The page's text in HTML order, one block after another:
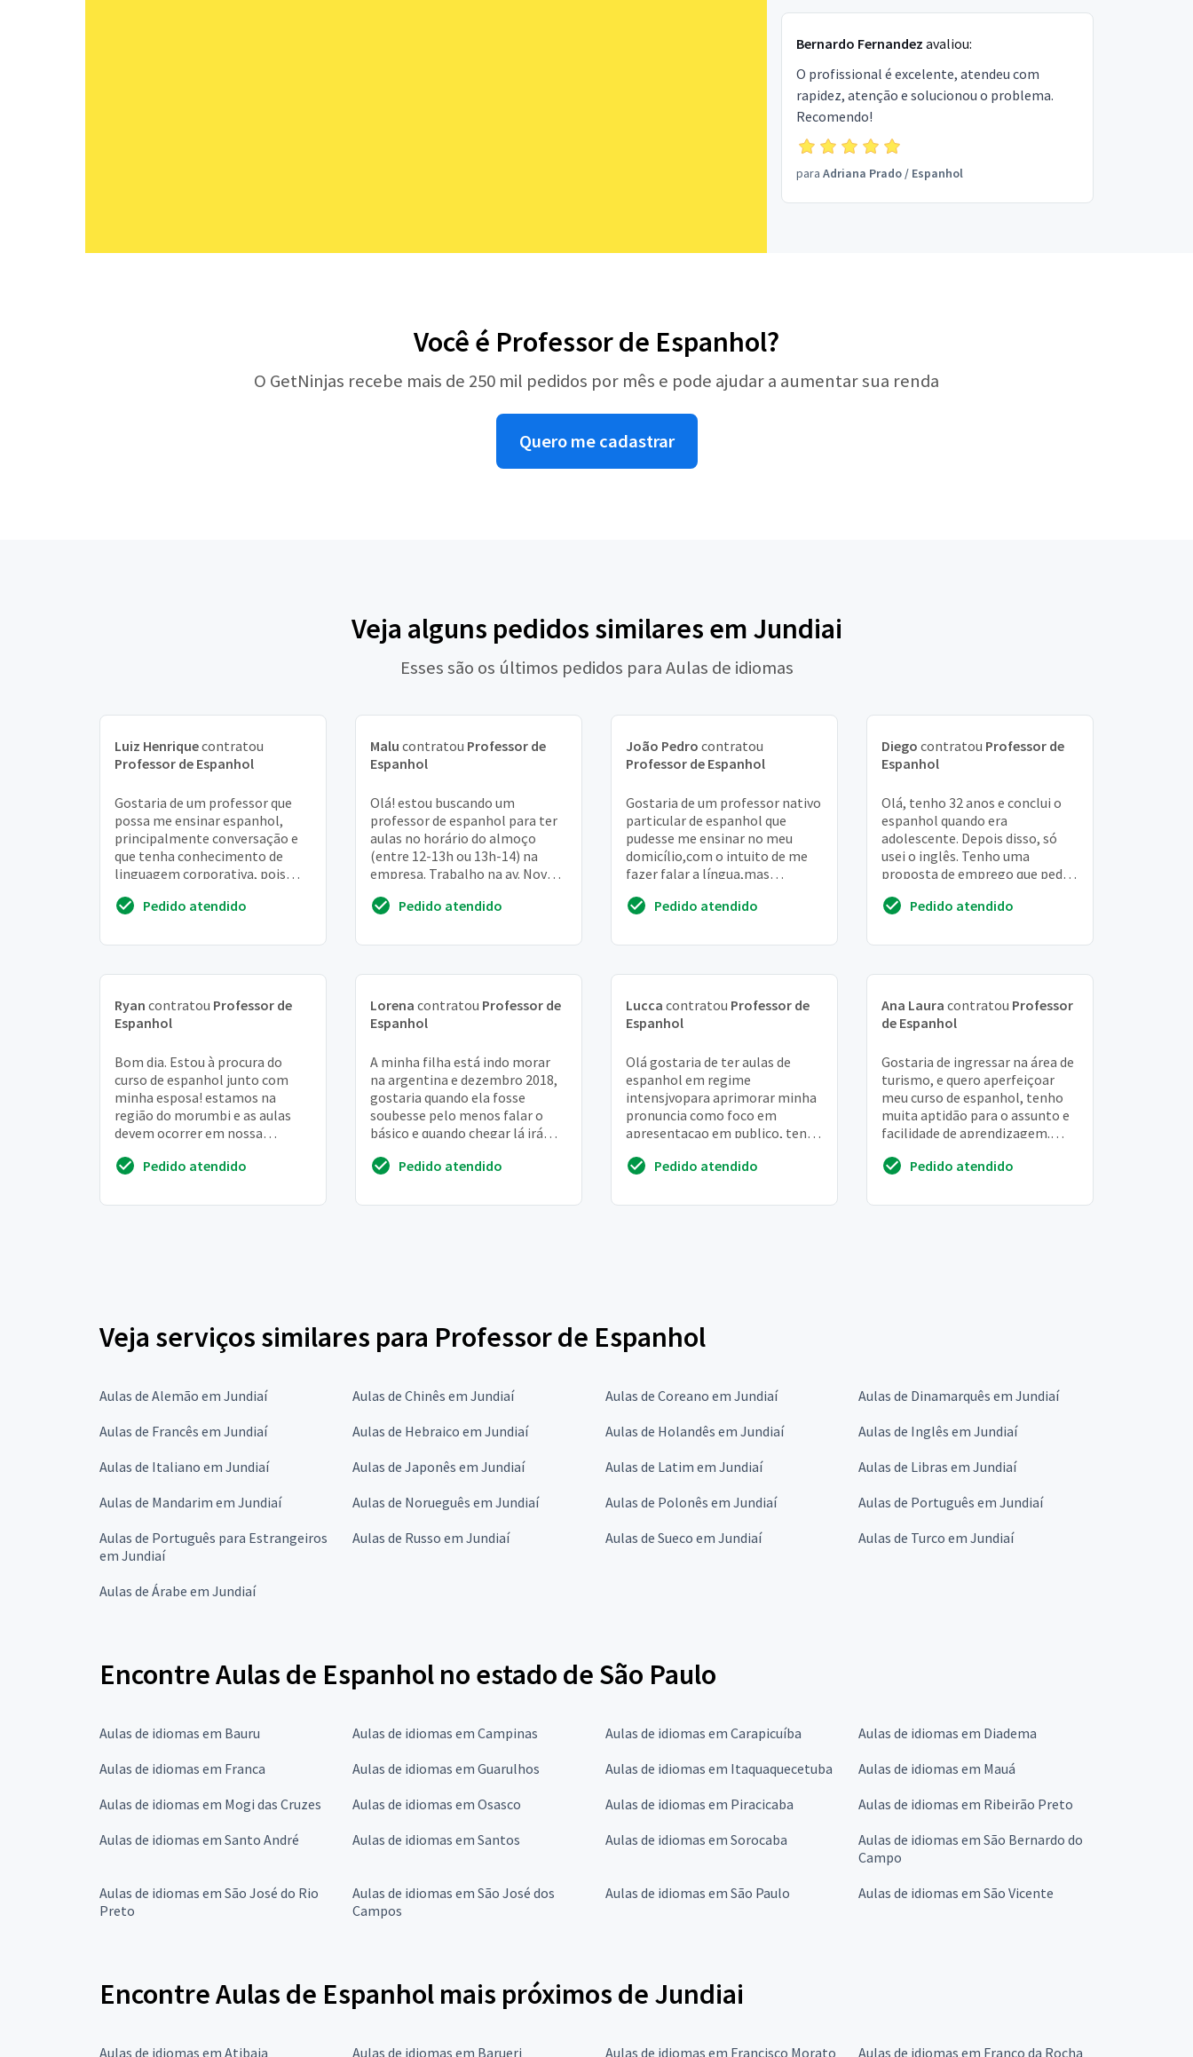
Bernardo Fernandez avaliou:
O profissional é excelente, atendeu com
rapidez, atenção e solucionou o problema.
Recomendo!
para Adriana Prado/ Espanhol
Você é Professor de Espanhol?
O GetNinjas recebe mais de 250 mil pedidos por mês e pode ajudar a aumentar sua renda
Quero me cadastrar
Veja alguns pedidos similares em Jundiai
Esses são os últimos pedidos para Aulas de idiomas
Luiz Henriquecontratou
Professor de Espanhol
Gostaria de um professor que
possa me ensinar espanhol,
principalmente conversação e
que tenha conhecimento de
linguagem corporativa, pois
Pedido atendido
Malu contratou Professor de
Espanhol
Olá! estou buscando um
professor de espanhol para ter
aulas no horário do almoço
(entre 12-13h ou 13h-14) na
empresa. Trabalho na av. Nova
paulista. Sou iniciante,...
Pedido atendido
João Pedro contratou
Professor de Espanhol
Gostaria de um professor nativo
particular de espanhol que
pudesse me ensinar no meu
domicílio,com o intuito de me
fazer falar a língua,mas
100%,pois entendo apena...
Pedido atendido
Diego contratou Professor de
Espanhol
Olá, tenho 32 anos e conclui o
espanhol quando era
adolescente. Depois disso, só
usei o inglês. Tenho uma
proposta de emprego que pede
Tenho a lembrança do ...
Pedido atendido
Ryan contratou Professor de
Espanhol
Bom dia. Estou à procura do
curso de espanhol junto com
minha esposa! estamos na
região do morumbi e as aulas
devem ocorrer em nossa
morumbi!Pedido atendido
Lorena contratou Professor de
Espanhol
A minha filha está indo morar
na argentina e dezembro 2018,
gostaria quando ela fosse
soubesse pelo menos falar o
básico e quando chegar lá irá
Pedido atendido
Lucca contratou Professor de
Espanhol
Olá gostaria de ter aulas de
espanhol em regime
intensjvopara aprimorar minha
pronuncia como foco em
apresentacao em publico, tenho
julhoPedido atendido
Ana Laura contratou Professor
de Espanhol
Gostaria de ingressar na área de
turismo, e quero aperfeiçoar
meu curso de espanhol, tenho
muita aptidão para o assunto e
facilidade de aprendizagem.
máximo, doando ...
Pedido atendido
Veja serviços similares para Professor de Espanhol
Aulas de Alemão em Jundiaí Aulas de Chinês em Jundiaí Aulas de Coreano em Jundiaí
Aulas de Dinamarquês em Jundiaí
Aulas de Francês em Jundiaí
Aulas de Hebraico em Jundiaí Aulas de Holandês em Jundiaí
Aulas de Inglês em Jundiaí
Aulas de Italiano em Jundiaí
Aulas de Japonês em Jundiaí Aulas de Latim em Jundiaí
Aulas de Libras em Jundiaí
Aulas de Mandarim em Jundiaí
Aulas de Norueguês em Jundiaí Aulas de Polonês em Jundiaí
Aulas de Português em Jundiaí
Aulas de Português para Estrangeiros
em Jundiaí
Aulas de Russo em Jundiaí Aulas de Sueco em Jundiaí Aulas de Turco em Jundiaí
Aulas de Árabe em Jundiaí
Encontre Aulas de Espanhol no estado de São Paulo
Aulas de idiomas em Bauru Aulas de idiomas em Campinas Aulas de idiomas em Carapicuíba
Aulas de idiomas em Diadema
Aulas de idiomas em Franca
Aulas de idiomas em Guarulhos Aulas de idiomas em Itaquaquecetuba
Aulas de idiomas em Mauá
Aulas de idiomas em Mogi das Cruzes
Aulas de idiomas em Osasco Aulas de idiomas em Piracicaba
Aulas de idiomas em Ribeirão Preto
Aulas de idiomas em Santo André
Aulas de idiomas em Santos Aulas de idiomas em Sorocaba
Aulas de idiomas em São Bernardo do
Campo
Aulas de idiomas em São José do Rio
Preto
Aulas de idiomas em São José dos
Campos
Aulas de idiomas em São Paulo Aulas de idiomas em São Vicente
Encontre Aulas de Espanhol mais próximos de Jundiai
Aulas de idiomas em Atibaia Aulas de idiomas em Barueri Aulas de idiomas em Francisco Morato Aulas de idiomas em Franco da Rocha